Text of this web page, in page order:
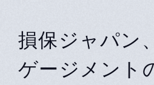
損保ジャパン
ゲージメント